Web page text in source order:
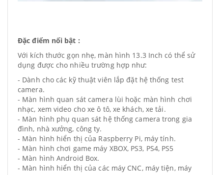
Đặc điểm nối bật :
Với kích thước gọn nhẹ, màn hình 13.3 Inch có thể sử
dụng được cho nhiều trường hợp như:
- Dành cho các kỹ thuật viên lắp đặt hệ thống test
camera.
- Màn hình quan sát camera lùi hoặc màn hình chơi
nhạc, xem video cho xe ô tô, xe khách, xe tải.
- Màn hình phụ quan sát hệ thống camera trong gia
đình, nhà xưởng, công ty.
- Màn hình hiển thị của Raspberry Pi, máy tính.
- Màn hình chơi game máy XBOX, PS3, PS4, PS5
- Màn hình Android Box.
- Màn hình hiển thị của các máy CNC, máy tiện, máy